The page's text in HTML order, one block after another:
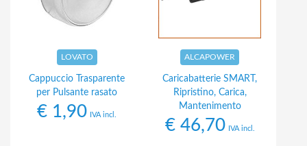
LOVATO
Cappuccio Trasparente
per Pulsante rasato
€ 1,90 IVA incl.
ALCAPOWER
Caricabatterie SMART,
Ripristino, Carica,
Mantenimento
€46,70 IVA incl.